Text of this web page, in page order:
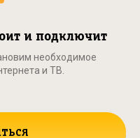
и подключит
необходимое
и ТВ.